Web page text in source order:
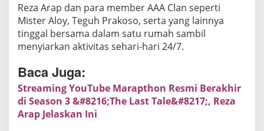
,
K
o
n
r
A
Reza Arap dan para member AAA Clan seperti
Mister Aloy, Teguh Prakoso, serta yang lainnya
tinggal bersama dalam satu rumah sambil
menyiarkan aktivitas sehari-hari 24/7.
Baca Juga:
Streaming YouTube Marapthon Resmi Berakhir
di Season 3 &#8216;The Last Tale&#8217;, Reza
Arap Jelaskan Ini